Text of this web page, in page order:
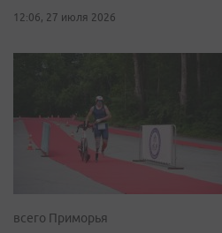
12:06, 27 июля 2026
всего Приморья